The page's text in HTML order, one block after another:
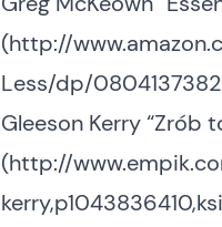
(http://
Less/dp/0804137382
Gleeson Kerry “Zrób
(http://